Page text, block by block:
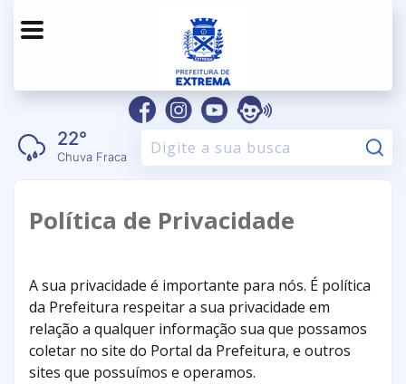
22°
Chuva Fraca
Política de Privacidade
A sua privacidade é importante para nós. É política
da Prefeitura respeitar a sua privacidade em
relação a qualquer informação sua que possamos
coletar no site do Portal da Prefeitura, e outros
sites que possuímos e operamos.